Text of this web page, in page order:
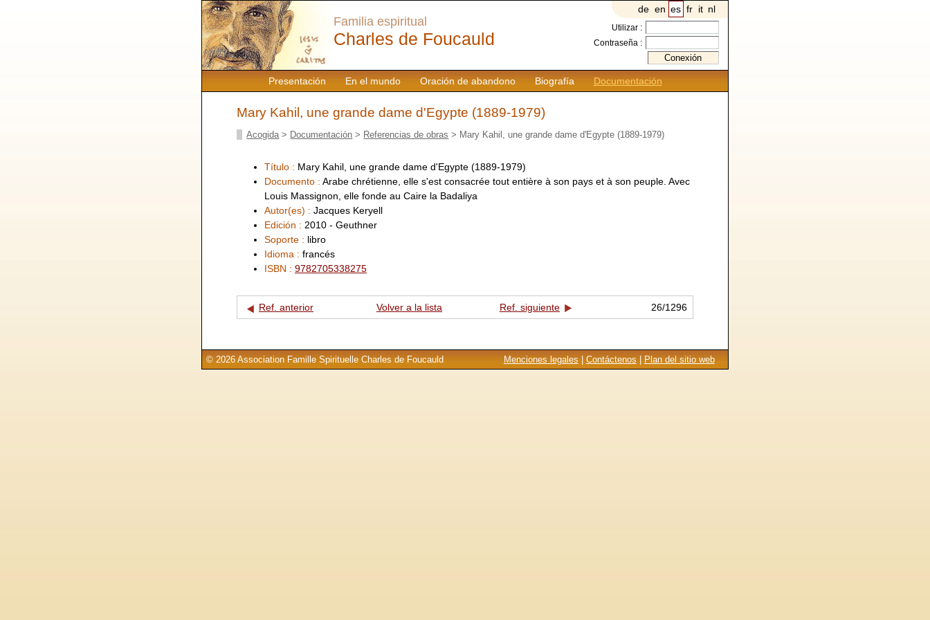
Presentación En el mundo Oración de abandono Biografía Documentación
Familia espiritual
Charles de Foucauld
de en es fr it nl
Utilizar :
Contraseña :
Mary Kahil, une grande dame d'Egypte (1889-1979)
Acogida > Documentación > Referencias de obras > Mary Kahil, une grande dame d'Egypte (1889-1979)
Título : Mary Kahil, une grande dame d'Egypte (1889-1979)
Documento : Arabe chrétienne, elle s'est consacrée tout entière à son pays et à son peuple. Avec
Louis Massignon, elle fonde au Caire la Badaliya
Autor(es) : Jacques Keryell
Edición : 2010 - Geuthner
Soporte : libro
Idioma : francés
ISBN : 9782705338275
Ref. anterior Volver a la lista Ref. siguiente 26/1296
Menciones legales Contáctenos Plan del sitio web
© 2026 Association Famille Spirituelle Charles de Foucauld